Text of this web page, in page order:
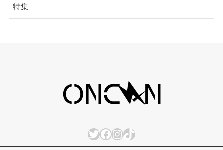
特集
Twitter
Facebook
Instagram
TikTok